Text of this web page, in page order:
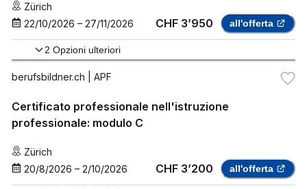
Zürich
22/10/2026 – 27/11/2026 CHF 3’950 all'offerta
2 Opzioni ulteriori
berufsbildner.ch | APF
Certificato professionale nell'istruzione
professionale: modulo C
Zürich
20/8/2026 – 2/10/2026 CHF 3’200 all'offerta